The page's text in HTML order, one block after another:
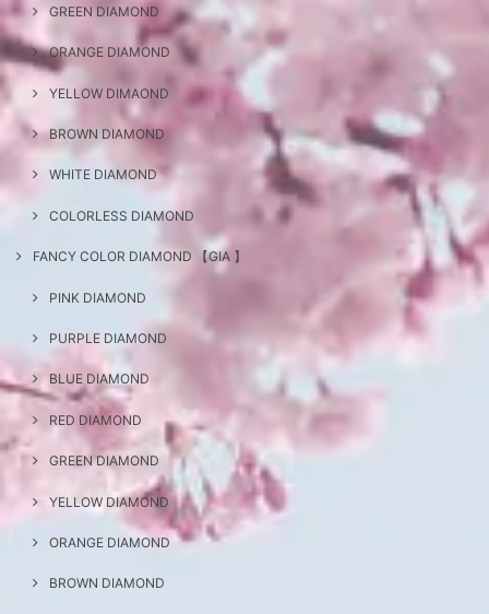
GREEN DIAMOND
ORANGE DIAMOND
YELLOW DIMAOND
BROWN DIAMOND
WHITE DIAMOND
COLORLESS DIAMOND
FANCY COLOR DIAMOND 【GIA 】
PINK DIAMOND
PURPLE DIAMOND
BLUE DIAMOND
RED DIAMOND
GREEN DIAMOND
YELLOW DIAMOND
ORANGE DIAMOND
BROWN DIAMOND